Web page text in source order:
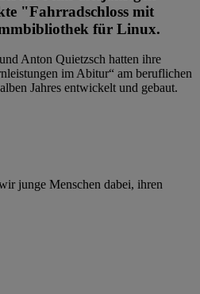
"Fahrradschloss mit
für Linux.
Anton Quietzsch hatten ihre
im Abitur“ am beruflichen
Jahres entwickelt und gebaut.
junge Menschen dabei, ihren